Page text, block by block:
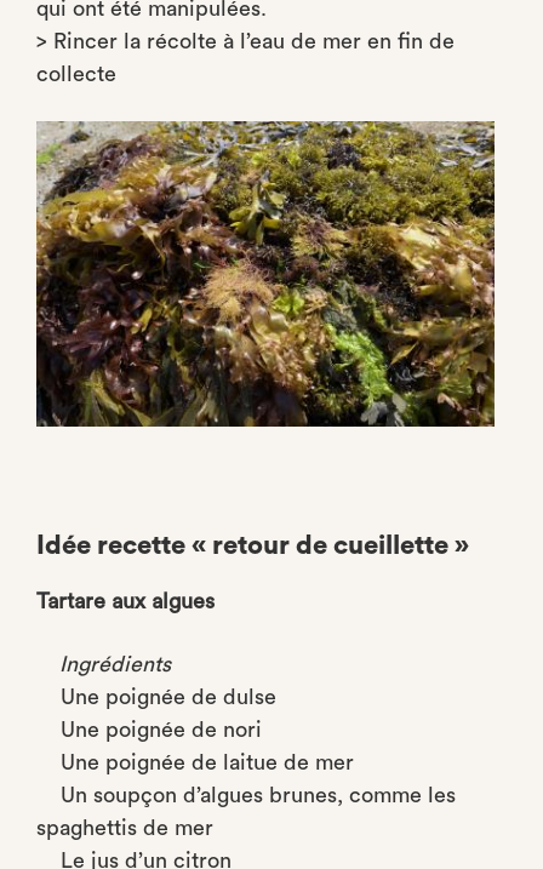
qui ont été manipulées.
> Rincer la récolte à l’eau de mer en fin de
collecte
Idée recette « retour de cueillette »
Tartare aux algues
Ingrédients
Une poignée de dulse
Une poignée de nori
Une poignée de laitue de mer
Un soupçon d’algues brunes, comme les
spaghettis de mer
Le jus d’un citron